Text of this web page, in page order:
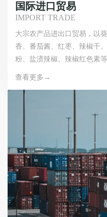
国际进口贸易
IMPORT TRADE
大宗农产品进出口贸易，以
香、番茄酱、红枣、辣椒干
粉、盐渍辣椒、辣椒红色素
查看更多→